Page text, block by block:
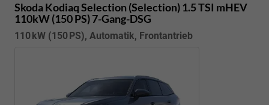
Skoda KodiaqSelection (Selection) 1.5 TSI mHEV
110kW (150 PS) 7-Gang-DSG
110 kW (150 PS), Automatik, Frontantrieb